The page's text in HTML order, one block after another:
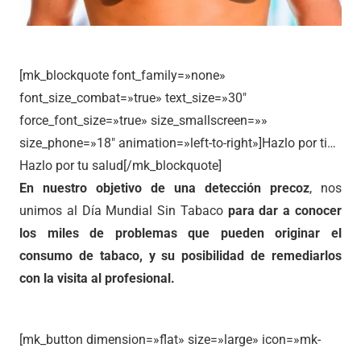
[mk_blockquote font_family=»none»
font_size_combat=»true» text_size=»30″
force_font_size=»true» size_smallscreen=»»
size_phone=»18″ animation=»left-to-right»]Hazlo por ti…
Hazlo por tu salud[/mk_blockquote]
En nuestro objetivo de una detección precoz, nos
unimos al Día Mundial Sin Tabaco para dar a conocer
los miles de problemas que pueden originar el
consumo de tabaco, y su posibilidad de remediarlos
con la visita al profesional.
[mk_button dimension=»flat» size=»large» icon=»mk-